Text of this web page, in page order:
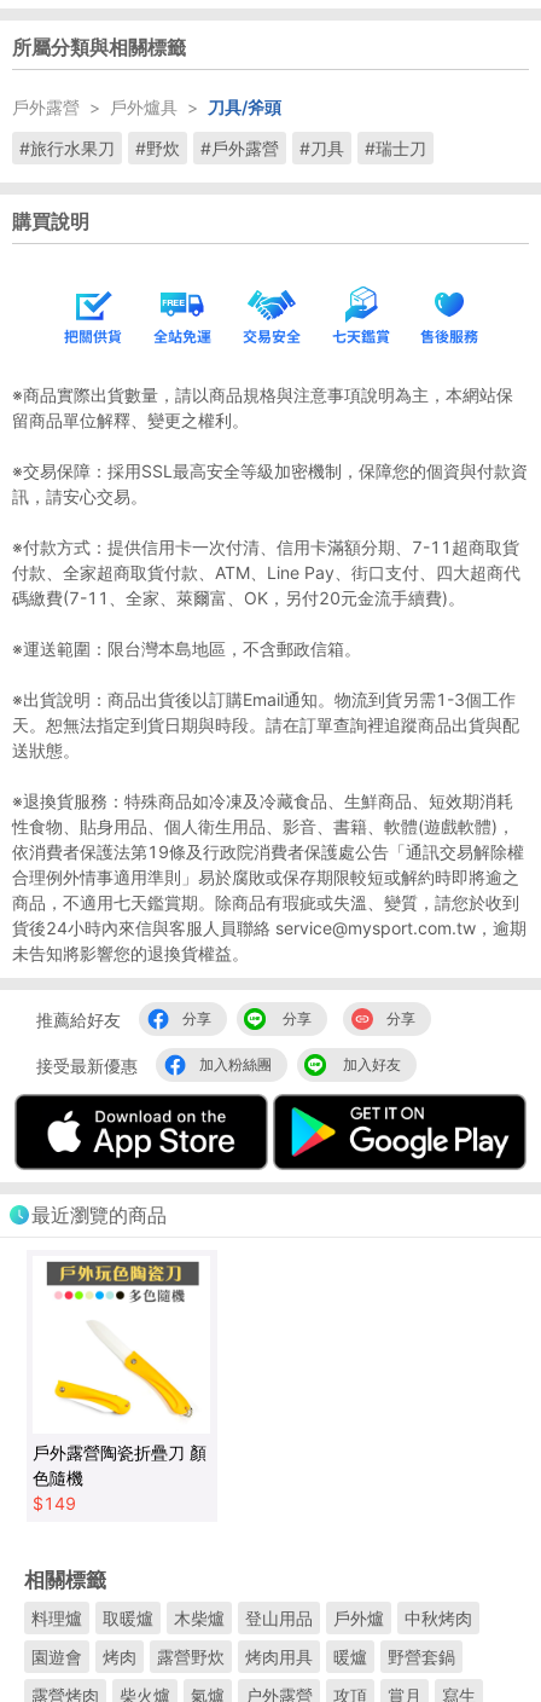
所屬分類與相關標籤
戶外露營 > 戶外爐具 > 刀具/斧頭
#旅行水果刀
#野炊 #戶外露營 #刀具 #瑞士刀
購買說明
※商品實際出貨數量，請以商品規格與注意事項說明為主，本網站保
留商品單位解釋、變更之權利。
※交易保障：採用SSL最高安全等級加密機制，保障您的個資與付款資
訊，請安心交易。
※付款方式：提供信用卡一次付清、信用卡滿額分期、7-11超商取貨
付款、全家超商取貨付款、ATM、Line Pay、街口支付、四大超商代
碼繳費(7-11、全家、萊爾富、OK，另付20元金流手續費)。
※運送範圍：限台灣本島地區，不含郵政信箱。
※出貨說明：商品出貨後以訂購Email通知。物流到貨另需1-3個工作
天。恕無法指定到貨日期與時段。請在訂單查詢裡追蹤商品出貨與配
送狀態。
※退換貨服務：特殊商品如冷凍及冷藏食品、生鮮商品、短效期消耗
性食物、貼身用品、個人衛生用品、影音、書籍、軟體(遊戲軟體)，
依消費者保護法第19條及行政院消費者保護處公告「通訊交易解除權
合理例外情事適用準則」易於腐敗或保存期限較短或解約時即將逾之
商品，不適用七天鑑賞期。除商品有瑕疵或失溫、變質，請您於收到
貨後24小時內來信與客服人員聯絡 service@mysport.com.tw，逾期
未告知將影響您的退換貨權益。
推薦給好友 分享 分享 分享
接受最新優惠 加入粉絲團 加入好友
最近瀏覽的商品
戶外露營陶瓷折疊刀 顏
色隨機
$149
相關標籤
料理爐 取暖爐 木柴爐 登山用品 戶外爐
中秋烤肉
園遊會
烤肉 露營野炊 烤肉用具 暖爐
野營套鍋
露營烤肉
柴火爐 氣爐 户外露營 攻頂 賞月 寫生